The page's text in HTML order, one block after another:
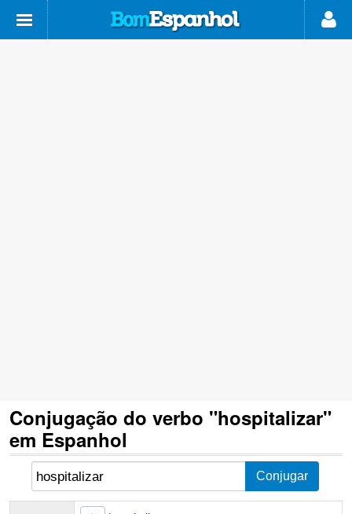
Conjugação do verbo "hospitalizar"
em Espanhol